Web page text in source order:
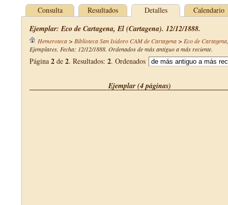
Consulta Resultados Detalles Calendario
Ejemplar: Eco de Cartagena, El (Cartagena). 12/12/1888.
Hemeroteca> Biblioteca San Isidoro CAM de Cartagena> Eco de
Ejemplares. Fecha: 12/12/1888. Ordenados de más antiguo a más reciente.
Página 2 de 2. Resultados: 2. Ordenados
Ejemplar (4 páginas)